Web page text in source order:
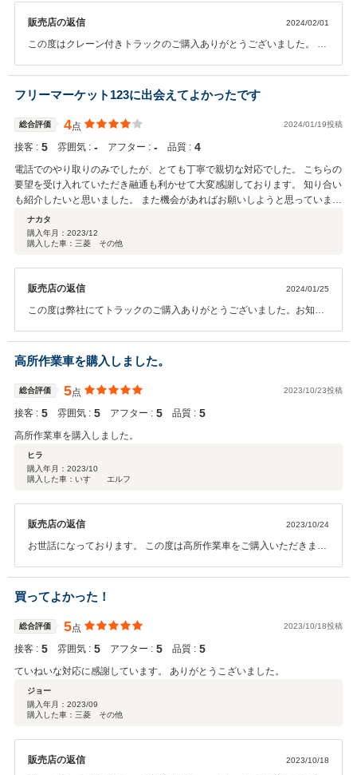
販売店の返信 2024/02/01
この度はクレーン付きトラックのご購入ありがとうございました。 追
も行っておりますので、何かございましたらお気軽にお申し付けくだ
さい。
フリーマーケット123に出会えてよかったです
総合評価 4点 2024/01/19投稿
接客 : 5 雰囲気 : ‐ アフター : ‐ 品質 : 4
電話でのやり取りのみでしたが、とても丁寧で親切な対応でした。 こちらの
要望を受け入れていただき融通も利かせて大変感謝しております。 知り合い
も紹介したいと思いました。 また機会があればお願いしようと思っていま
す。ナカタ
購入年月： 2023/12
購入した車：三菱 その他
販売店の返信 2024/01/25
この度は弊社にてトラックのご購入ありがとうございました。お知り
ます。 こちらこそまた機会がございましたら、どうぞよろしくお願い
致します。
高所作業車を購入しました。
総合評価 5点 2023/10/23投稿
接客 : 5 雰囲気 : 5 アフター : 5 品質 : 5
高所作業車を購入しました。
ヒラ
購入年月： 2023/10
購入した車：いすゞ エルフ
販売店の返信 2023/10/24
お世話になっております。 この度は高所作業車をご購入いただきまし
して、社員一同心から感謝しております。 またお探しの車など何かご
ざいましたら、今後ともどうぞ宜しくお願い致します。
買ってよかった！
総合評価 5点 2023/10/18投稿
接客 : 5 雰囲気 : 5 アフター : 5 品質 : 5
ていねいな対応に感謝しています。 ありがとうこざいました。
ジョー
購入年月： 2023/09
購入した車：三菱 その他
販売店の返信 2023/10/18